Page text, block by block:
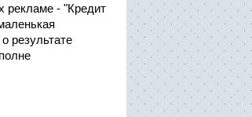
рекламе - "Кредит
результате